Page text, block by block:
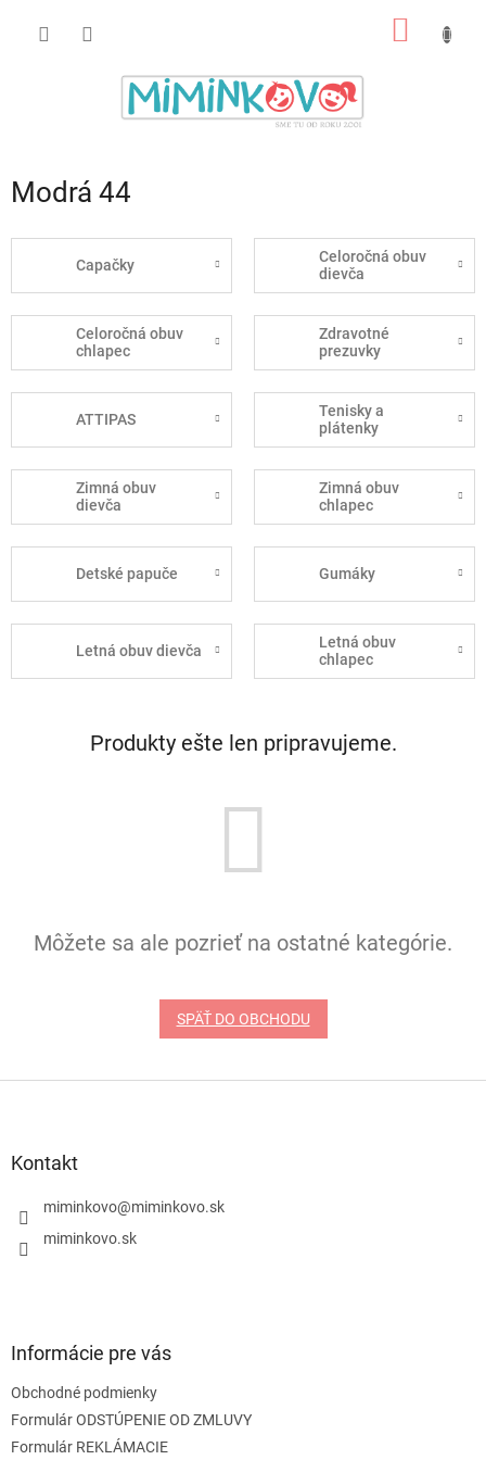
Modrá 44
Capačky
Celoročná obuv
dievča
Celoročná obuv
chlapec
Zdravotné
prezuvky
ATTIPAS
Tenisky a
plátenky
Zimná obuv
dievča
Zimná obuv
chlapec
Detské papuče Gumáky
Letná obuv dievča
Letná obuv
chlapec
Produkty ešte len pripravujeme.
Môžete sa ale pozrieť na ostatné kategórie.
SPÄŤ DO OBCHODU
Kontakt
miminkovo@miminkovo.sk
miminkovo.sk
Informácie pre vás
Obchodné podmienky
Formulár ODSTÚPENIE OD ZMLUVY
Formulár REKLÁMACIE